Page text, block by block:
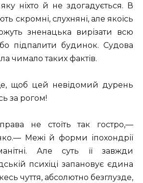
ніхто й не здогадується. В
скромні, слухняні, але якоїсь
зненацька вирізати всю
підпалити будинок. Судова
чимало таких фактів.
щоб цей невідомий дурень
за рогом!
не стоїть так гостро,—
Межі й форми іпохондрії
Але суть її завжди
психіці запановує єдина
чуття, абсолютно безглузде,